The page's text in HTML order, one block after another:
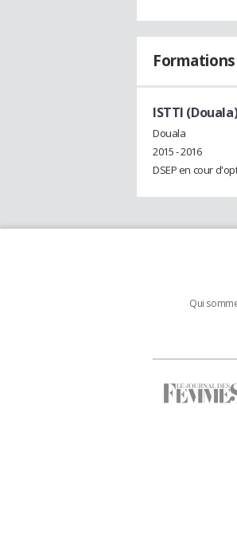
Formations
ISTTI
Douala
2015 - 2016
DSEP en cour
Qui